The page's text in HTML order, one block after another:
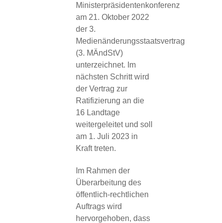
Ministerpräsidentenkonferenz
am 21. Oktober 2022
der 3.
Medienänderungsstaatsvertrag
(3. MÄndStV)
unterzeichnet. Im
nächsten Schritt wird
der Vertrag zur
Ratifizierung an die
16 Landtage
weitergeleitet und soll
am 1. Juli 2023 in
Kraft treten.
Im Rahmen der
Überarbeitung des
öffentlich-rechtlichen
Auftrags wird
hervorgehoben, dass